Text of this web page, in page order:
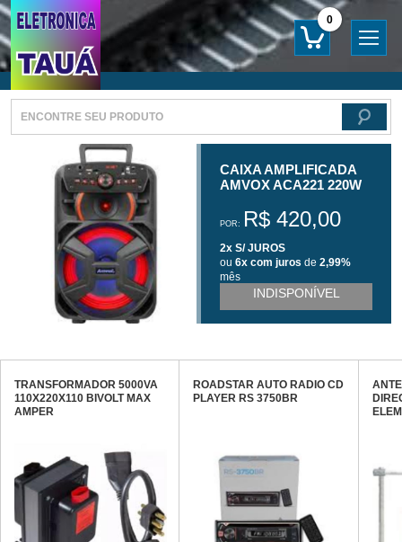
0
CAIXA AMPLIFICADA
AMVOX ACA221 220W
POR: R$ 420,00
2x S/ JUROS
ou6x com jurosde2,99%
mês
INDISPONÍVEL
TRANSFORMADOR 5000VA
110X220X110 BIVOLT MAX
AMPER
ROADSTAR AUTO RADIO CD
PLAYER RS 3750BR